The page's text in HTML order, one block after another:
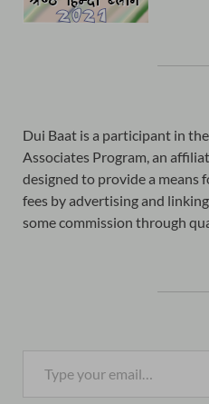
Dui Baat is a participant in
Associates Program, an
designed to provide a means
fees by advertising and
some commission through